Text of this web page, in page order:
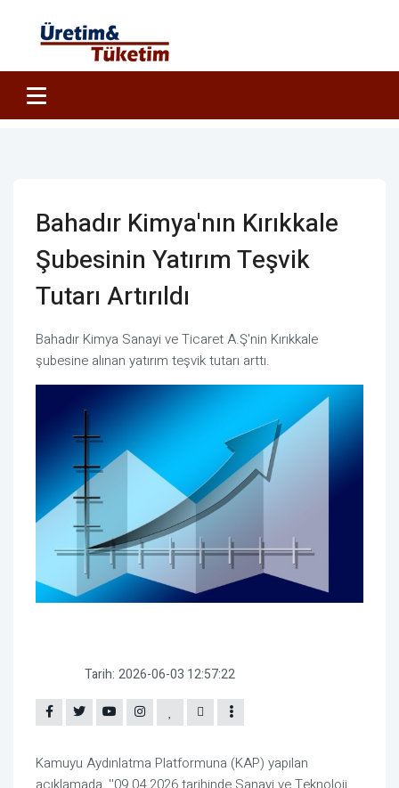
Bahadır Kimya'nın Kırıkkale
Şubesinin Yatırım Teşvik
Tutarı Artırıldı
Bahadır Kimya Sanayi ve Ticaret A.Ş'nin Kırıkkale
şubesine alınan yatırım teşvik tutarı arttı.
Tarih: 2026-06-03 12:57:22
Kamuyu Aydınlatma Platformuna (KAP) yapılan